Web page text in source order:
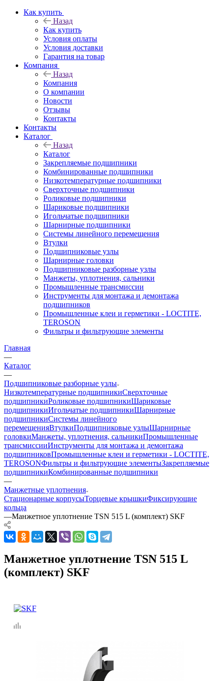
Как купить
Назад
Как купить
Условия оплаты
Условия доставки
Гарантия на товар
Компания
Назад
Компания
О компании
Новости
Отзывы
Контакты
Контакты
Каталог
Назад
Каталог
Закрепляемые подшипники
Комбинированные подшипники
Низкотемпературные подшипники
Сверхточные подшипники
Роликовые подшипники
Шариковые подшипники
Игольчатые подшипники
Шарнирные подшипники
Системы линейного перемещения
Втулки
Подшипниковые узлы
Шарнирные головки
Подшипниковые разборные узлы
Манжеты, уплотнения, сальники
Промышленные трансмиссии
Инструменты для монтажа и демонтажа
подшипников
Промышленные клеи и герметики - LOCTITE,
TEROSON
Фильтры и фильтрующие элементы
Главная
—
Каталог
—
Подшипниковые разборные узлы
Низкотемпературные подшипникиСверхточные
подшипникиРоликовые подшипникиШариковые
подшипникиИгольчатые подшипникиШарнирные
подшипникиСистемы линейного
перемещенияВтулкиПодшипниковые узлыШарнирные
головкиМанжеты, уплотнения, сальникиПромышленные
трансмиссииИнструменты для монтажа и демонтажа
подшипниковПромышленные клеи и герметики - LOCTITE,
TEROSONФильтры и фильтрующие элементыЗакрепляемые
подшипникиКомбинированные подшипники
—
Манжетные уплотнения
Стационарные корпусыТорцевые крышкиФиксирующие
кольца
—Манжетное уплотнение TSN 515 L (комплект) SKF
Манжетное уплотнение TSN 515 L
(комплект) SKF